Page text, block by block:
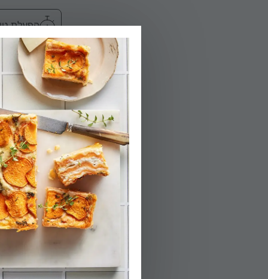
הפעלת טיימר
02.
מעבירים את
שהבצק מכפיל
03.
שמים את
מניחים שקד
04.
מוציאים את